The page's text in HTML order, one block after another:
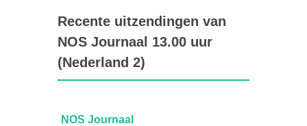
Recente uitzendingen van
NOS Journaal 13.00 uur
(Nederland 2)
NOS Journaal